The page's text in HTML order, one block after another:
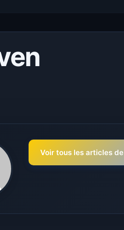
Voir tous les articles de